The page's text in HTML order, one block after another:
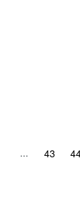
... 43